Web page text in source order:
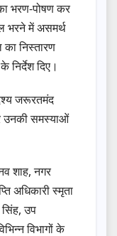
भरण-पोषण कर
भरने में असमर्थ
निस्तारण
दिए।
जरूरतमंद
उनकी समस्याओं
शाह, नगर
अधिकारी स्मृता
सिंह, उप
विभागों के